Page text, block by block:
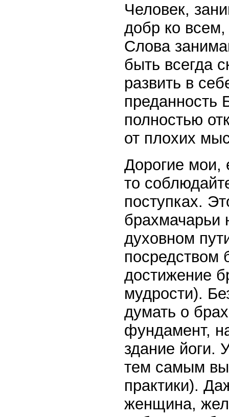
Человек,
добр ко всем,
Слова
быть всегда
развить в
преданность
полностью
от плохих
Дорогие мои,
то
поступках.
брахмачарьи
духовном
посредством
достижение
мудрости).
думать о
фундамент,
здание йоги.
тем самым
практики).
женщина,